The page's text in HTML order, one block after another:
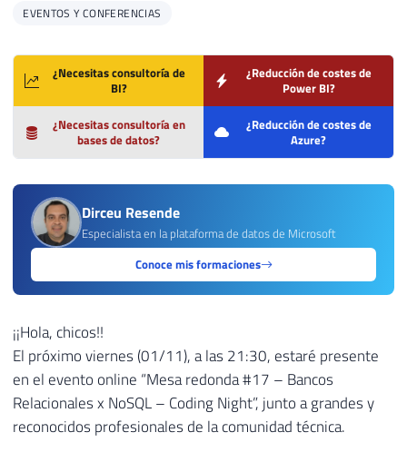
EVENTOS Y CONFERENCIAS
¿Necesitas consultoría de
BI?
¿Reducción de costes de
Power BI?
¿Necesitas consultoría en
bases de datos?
¿Reducción de costes de
Azure?
Dirceu Resende
Especialista en la plataforma de datos de Microsoft
Conoce mis formaciones
¡¡Hola, chicos!!
El próximo viernes (01/11), a las 21:30, estaré presente
en el evento online “Mesa redonda #17 – Bancos
Relacionales x NoSQL – Coding Night”, junto a grandes y
reconocidos profesionales de la comunidad técnica.